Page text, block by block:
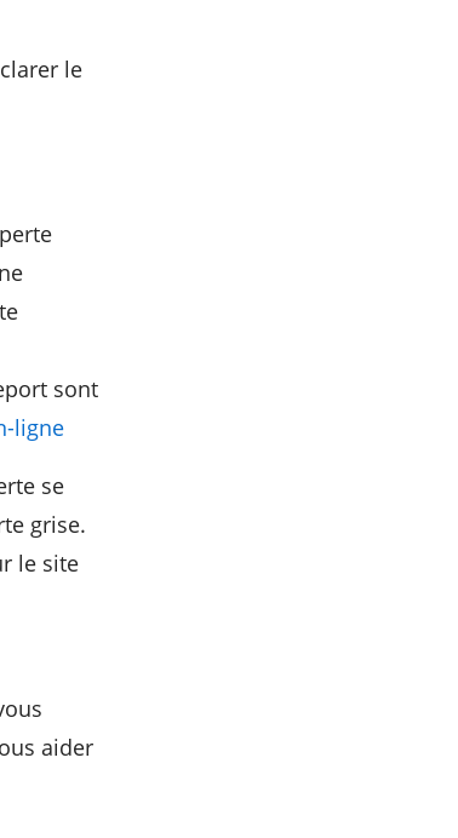
le
sont
ligne
se
grise.
le site
aider